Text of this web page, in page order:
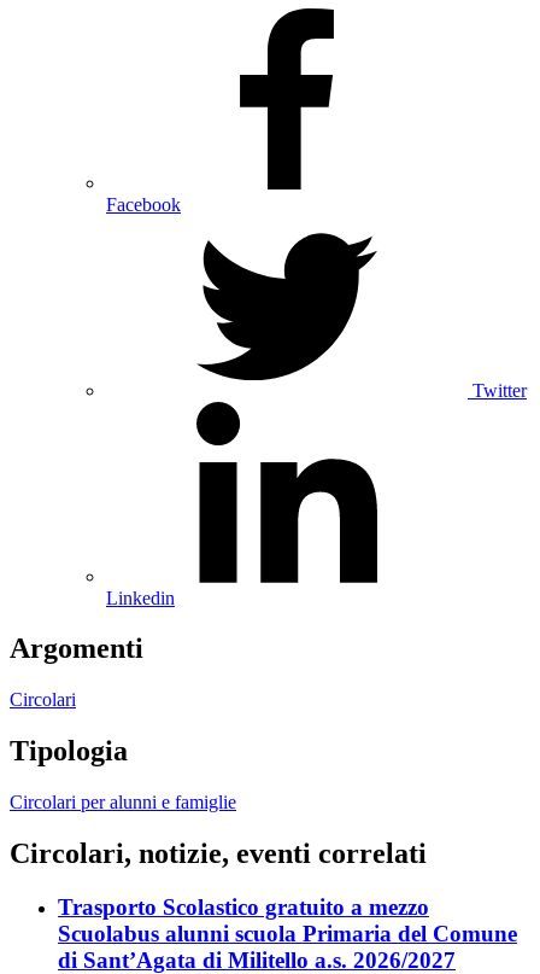
Facebook
Twitter
Linkedin
Argomenti
Circolari
Tipologia
Circolari per alunni e famiglie
Circolari, notizie, eventi correlati
Trasporto Scolastico gratuito a mezzo
Scuolabus alunni scuola Primaria del Comune
di Sant’Agata di Militello a.s. 2026/2027